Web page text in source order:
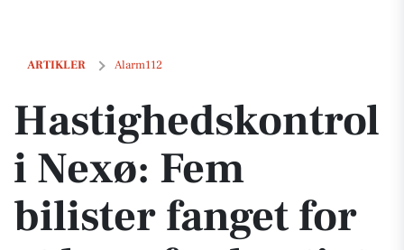
ARTIKLER Alarm112
Hastighedskontrol i Nexø: Fem bilister fanget for at køre for hurtigt
Hastighedskontrol
i Nexø: Fem
bilister fanget for